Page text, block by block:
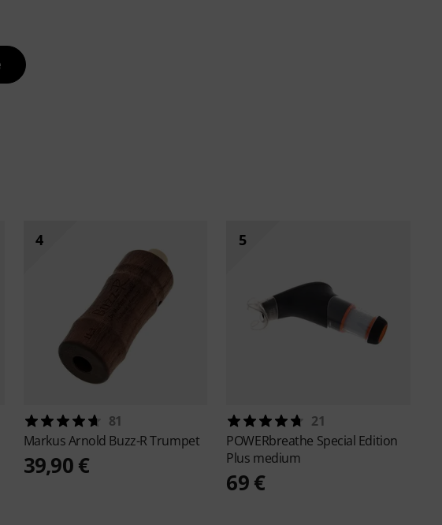
4
81
Markus Arnold Buzz-R Trumpet
39,90 €
5
21
POWERbreathe Special Edition
Plus medium
69 €